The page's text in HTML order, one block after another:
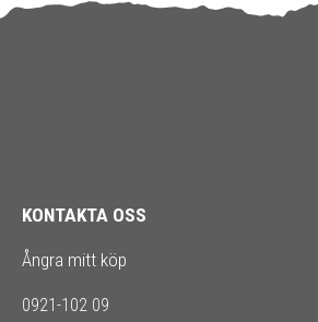
KONTAKTA OSS
Ångra mitt köp
0921-102 09